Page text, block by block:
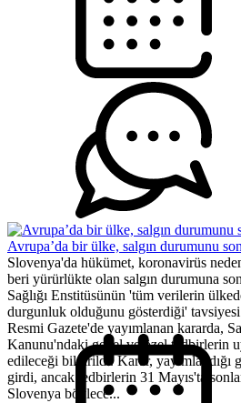
Avrupa’da bir ülke, salgın durumunu
Slovenya'da hükümet, koronavirüs
beri yürürlükte olan salgın durumuna
Sağlığı Enstitüsünün 'tüm verilerin
durgunluk olduğunu gösterdiği' tavsiyesi
Resmi Gazete'de yayımlanan kararda,
Kanunu'ndaki genel ve özel tedbirlerin
edileceği bildirildi. Karar, yayımlandığı
girdi, ancak tedbirlerin 31 Mayıs'ta
Slovenya böylece...